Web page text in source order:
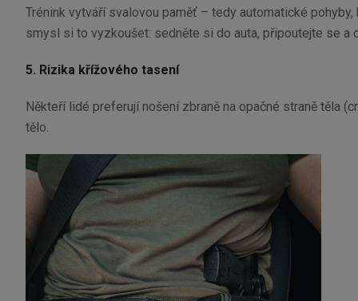
Trénink vytváří svalovou paměť – tedy automatické
smysl si to vyzkoušet: sedněte si do auta, připoutejte se
5. Rizika křížového tasení
Někteří lidé preferují nošení zbraně na opačné straně těla
tělo.